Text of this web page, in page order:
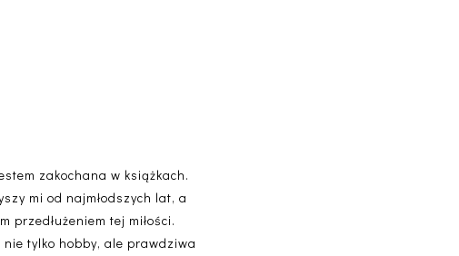
zakochana w książkach.
mi od najmłodszych lat, a
przedłużeniem tej miłości.
tylko hobby, ale prawdziwa